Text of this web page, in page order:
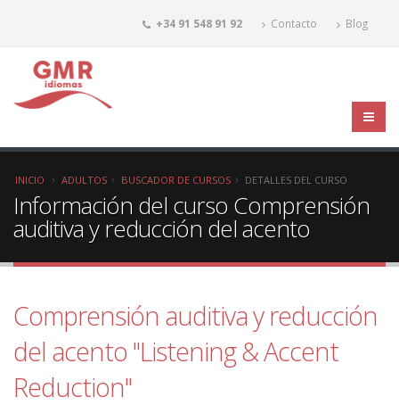
+34 91 548 91 92 Contacto Blog
INICIO ADULTOS BUSCADOR DE CURSOS DETALLES DEL CURSO
Información del curso Comprensión
auditiva y reducción del acento
Comprensión auditiva y reducción
del acento "Listening & Accent
Reduction"